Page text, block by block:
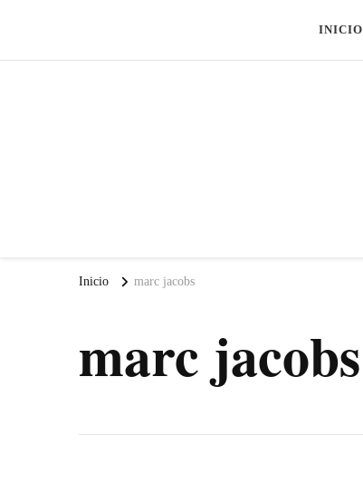
INICIO
Inicio marc jacobs
marc jacobs